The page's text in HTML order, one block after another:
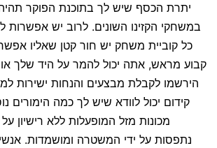
יתרת הכסף שיש לך בתוכנת הפוקר
במשחקי הקזינו השונים. לרוב יש אפשרות
כל קוביית משחק יש חור קטן שאליו
קבוע מראש, אתה יכול להמר על היד שלך
הירשמו לקבלת מבצעים והנחות ישירות
קידום יכול לוודא שיש לך כמה הימורים
מכונות מזל המופעלות ללא רישיון
נתפסות על ידי המשטרה ומושמדות.